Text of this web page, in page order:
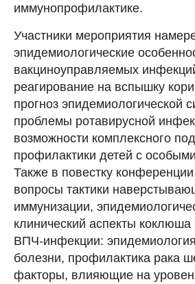
иммунопрофилактике.
Участники мероприятия
эпидемиологические
вакциноуправляемых
реагирование на вспышку
прогноз эпидемиологической
проблемы ротавирусной
возможности комплексного
профилактики детей с
Также в повестку
вопросы тактики
иммунизации,
клинический аспекты
ВПЧ-инфекции:
болезни, профилактика рака
факторы, влияющие на